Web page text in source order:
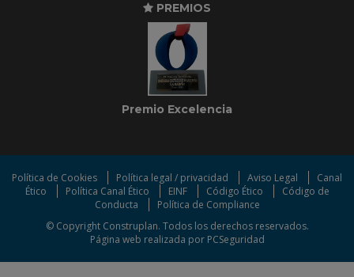
PREMIOS
Premio Excelencia
Política de Cookies Política legal / privacidad Aviso Legal
Canal
Ético
Política Canal Ético EINF Código Ético
Código de
Conducta
Política de Compliance
© Copyright Construplan. Todos los derechos reservados.
Página web realizada por PCSeguridad